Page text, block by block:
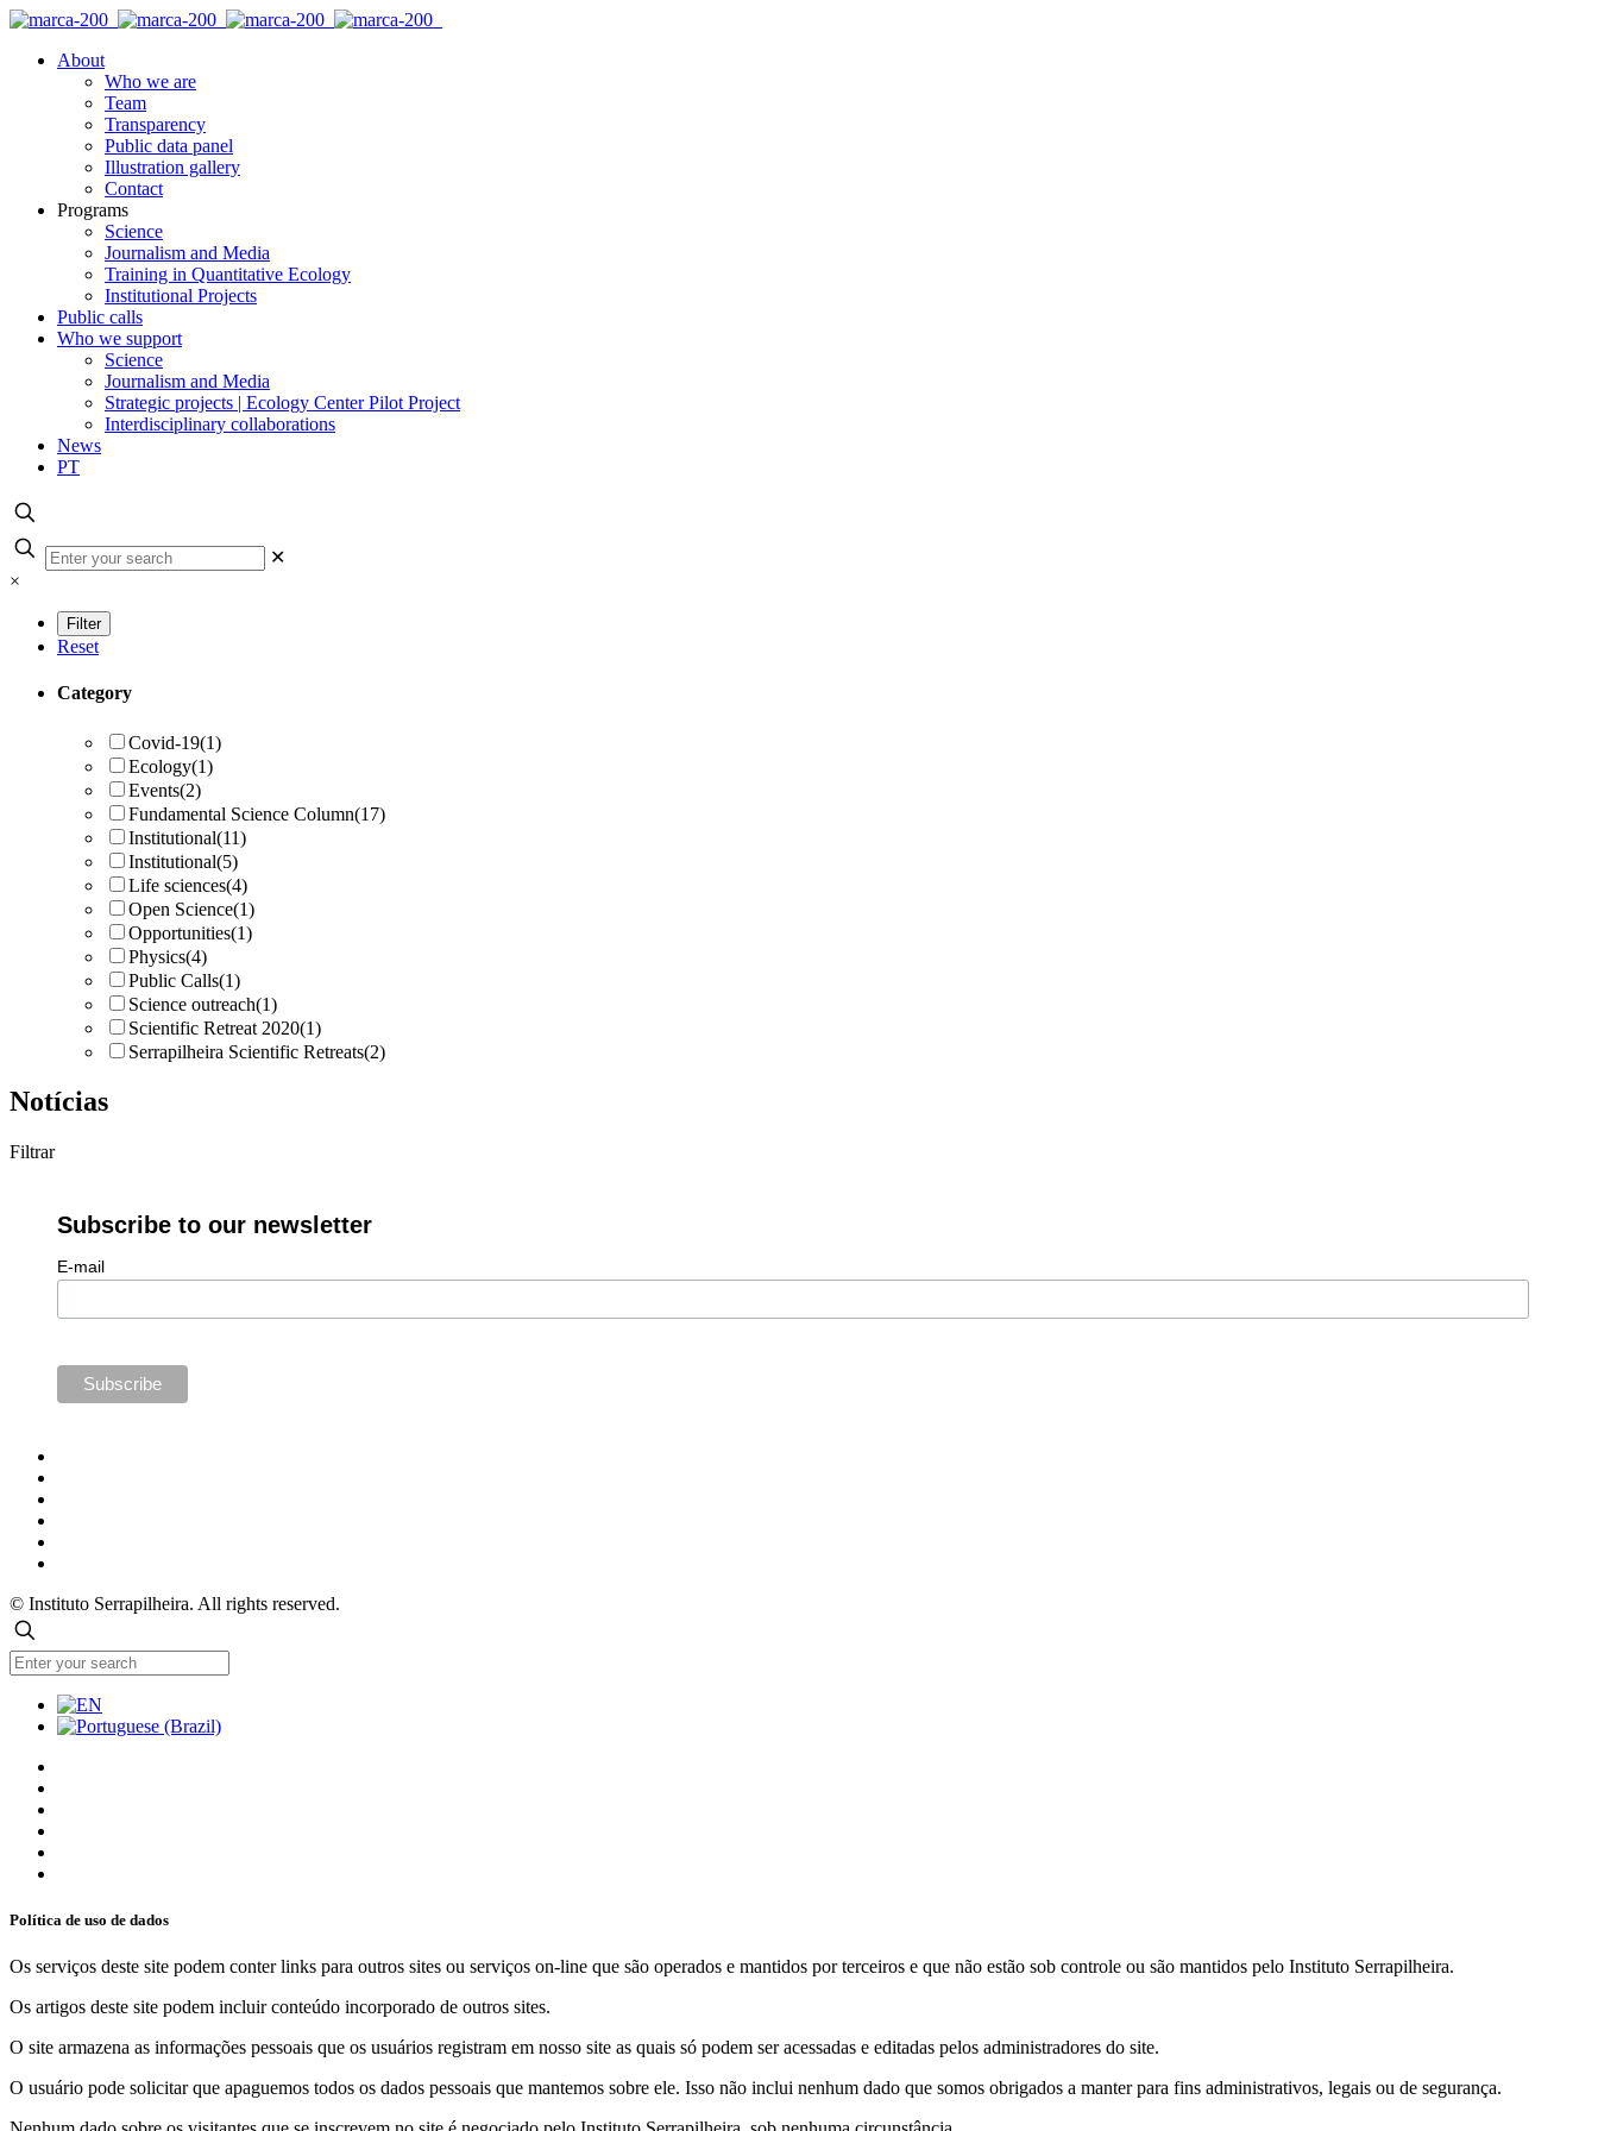
About
Who we are
Team
Transparency
Public data panel
Illustration gallery
Contact
Programs
Science
Journalism and Media
Training in Quantitative Ecology
Institutional Projects
Public calls
Who we support
Science
Journalism and Media
Strategic projects | Ecology Center Pilot Project
Interdisciplinary collaborations
News
PT
✕
×
Reset
Category
Covid-19(1)
Ecology(1)
Events(2)
Fundamental Science Column(17)
Institutional(11)
Institutional(5)
Life sciences(4)
Open Science(1)
Opportunities(1)
Physics(4)
Public Calls(1)
Science outreach(1)
Scientific Retreat 2020(1)
Serrapilheira Scientific Retreats(2)
Notícias
Filtrar
Subscribe to our newsletter
E-mail
© Instituto Serrapilheira. All rights reserved.
Política de uso de dados
Os serviços deste site podem conter links para outros sites ou serviços on-line que são operados e mantidos por terceiros e que não estão sob controle ou são mantidos pelo Instituto Serrapilheira.
Os artigos deste site podem incluir conteúdo incorporado de outros sites.
O site armazena as informações pessoais que os usuários registram em nosso site as quais só podem ser acessadas e editadas pelos administradores do site.
O usuário pode solicitar que apaguemos todos os dados pessoais que mantemos sobre ele. Isso não inclui nenhum dado que somos obrigados a manter para fins administrativos, legais ou de segurança.